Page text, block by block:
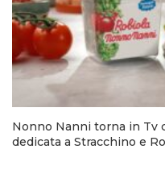
Nonno Nanni torna in Tv
dedicata a Stracchino e